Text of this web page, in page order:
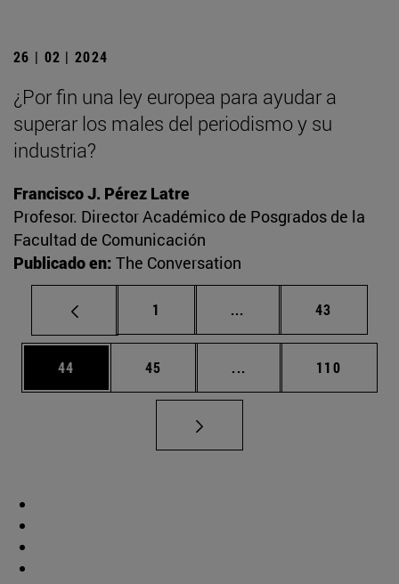
26 | 02 | 2024
¿Por fin una ley europea para ayudar a
superar los males del periodismo y su
industria?
Francisco J. Pérez Latre
Profesor. Director Académico de Posgrados de la
Facultad de Comunicación
Publicado en: The Conversation
Página
1 ... Páginas intermedias
Página
43
Página
44 Página
45 ... Páginas intermedias
Página
110